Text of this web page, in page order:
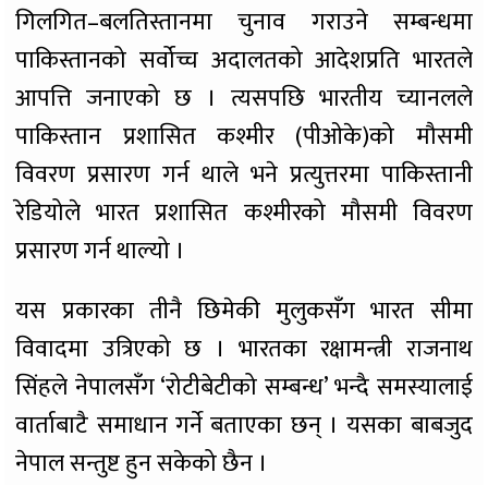
गिलगित–बलतिस्तानमा चुनाव गराउने सम्बन्धमा
पाकिस्तानको सर्वोच्च अदालतको आदेशप्रति भारतले
आपत्ति जनाएको छ । त्यसपछि भारतीय च्यानलले
पाकिस्तान प्रशासित कश्मीर (पीओके)को मौसमी
विवरण प्रसारण गर्न थाले भने प्रत्युत्तरमा पाकिस्तानी
रेडियोले भारत प्रशासित कश्मीरको मौसमी विवरण
प्रसारण गर्न थाल्यो ।
यस प्रकारका तीनै छिमेकी मुलुकसँग भारत सीमा
विवादमा उत्रिएको छ । भारतका रक्षामन्त्री राजनाथ
सिंहले नेपालसँग ‘रोटीबेटीको सम्बन्ध’ भन्दै समस्यालाई
वार्ताबाटै समाधान गर्ने बताएका छन् । यसका बाबजुद
नेपाल सन्तुष्ट हुन सकेको छैन ।